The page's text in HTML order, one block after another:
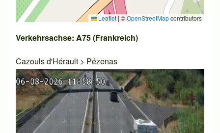
Leaflet | ©OpenStreetMapcontributors
Verkehrsachse: A75 (Frankreich)
Cazouls d'Hérault > Pézenas